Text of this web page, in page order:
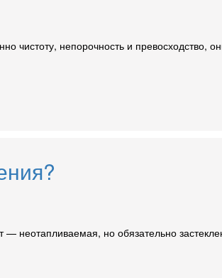
чистоту, непорочность и превосходство,
неотапливаемая, но обязательно